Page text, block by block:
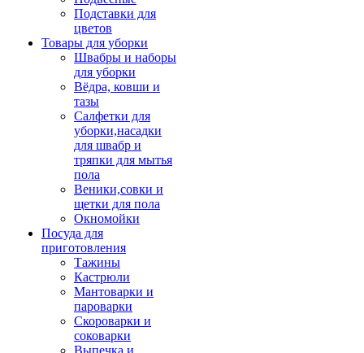
Подставки для
цветов
Товары для уборки
Швабры и наборы
для уборки
Вёдра, ковши и
тазы
Салфетки для
уборки,насадки
для швабр и
тряпки для мытья
пола
Веники,совки и
щетки для пола
Окномойки
Посуда для
приготовления
Тажины
Кастрюли
Мантоварки и
пароварки
Скороварки и
соковарки
Выпечка и